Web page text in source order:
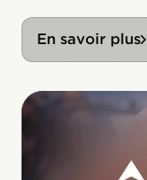
En savoir plus